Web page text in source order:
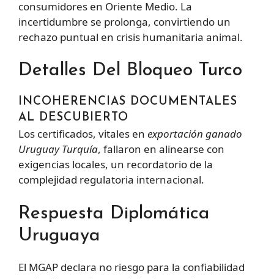
consumidores en Oriente Medio. La
incertidumbre se prolonga, convirtiendo un
rechazo puntual en crisis humanitaria animal.
Detalles Del Bloqueo Turco
INCOHERENCIAS DOCUMENTALES
AL DESCUBIERTO
Los certificados, vitales en exportación ganado
Uruguay Turquía, fallaron en alinearse con
exigencias locales, un recordatorio de la
complejidad regulatoria internacional.
Respuesta Diplomática
Uruguaya
El MGAP declara no riesgo para la confiabilidad